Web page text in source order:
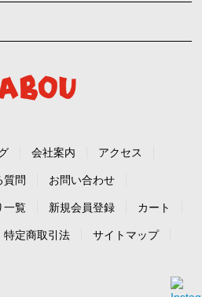
会社案内 アクセス
質問 お問い合わせ
一覧 新規会員登録 カート
特定商取引法 サイトマップ